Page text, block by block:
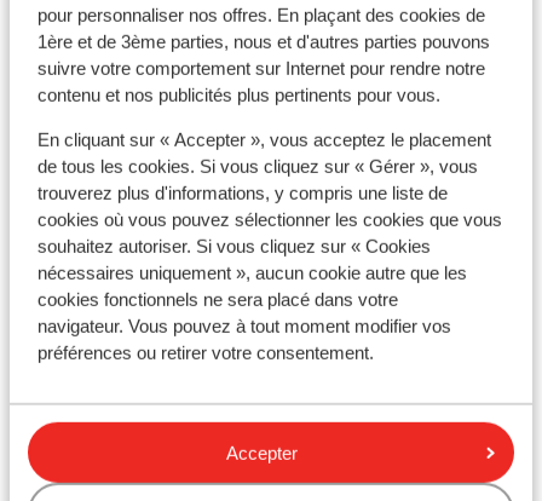
pour personnaliser nos offres. En plaçant des cookies de
1ère et de 3ème parties, nous et d'autres parties pouvons
suivre votre comportement sur Internet pour rendre notre
contenu et nos publicités plus pertinents pour vous.
En cliquant sur « Accepter », vous acceptez le placement
de tous les cookies. Si vous cliquez sur « Gérer », vous
trouverez plus d'informations, y compris une liste de
cookies où vous pouvez sélectionner les cookies que vous
souhaitez autoriser. Si vous cliquez sur « Cookies
nécessaires uniquement », aucun cookie autre que les
cookies fonctionnels ne sera placé dans votre
navigateur. Vous pouvez à tout moment modifier vos
préférences ou retirer votre consentement.
Accepter
Hôtel Elysee Rive
Hôtel Gural Premier Belek
Hôtel Baia Lara
Hôtel Side Zeugma & Spa
Hôtel Gold Island Selected